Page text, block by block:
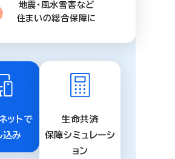
地震・風水雪害など
住まいの総合保障に
ットで
込み
生命共済
保障シミュレーシ
ョン